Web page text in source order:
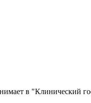
в "Клинический